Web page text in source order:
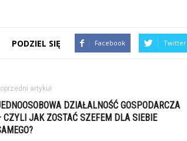
PODZIEL SIĘ Facebook Twitter
artykuł
DZIAŁALNOŚĆ GOSPODARCZA
CZYLI JAK ZOSTAĆ SZEFEM DLA SIEBIE